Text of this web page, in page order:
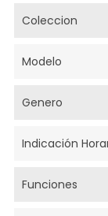
Coleccion
Modelo
Genero
Indicación
Funciones